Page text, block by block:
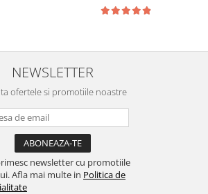
NEWSLETTER
ofertele si promotiile noastre
newsletter cu promotiile
Afla mai multe in Politica de